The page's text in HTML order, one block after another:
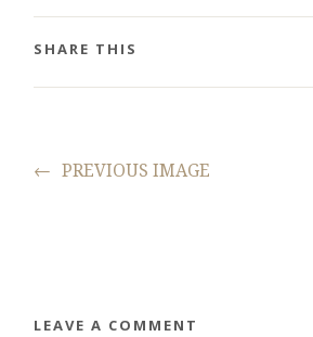
SHARE THIS
← PREVIOUS IMAGE
LEAVE A COMMENT